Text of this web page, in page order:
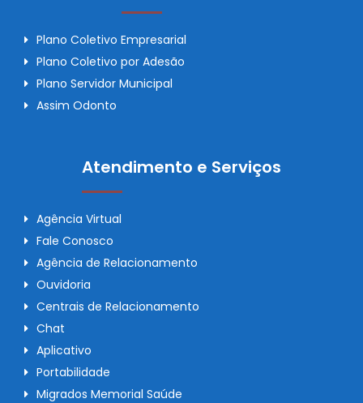
Plano Coletivo Empresarial
Plano Coletivo por Adesão
Plano Servidor Municipal
Assim Odonto
Atendimento e Serviços
Agência Virtual
Fale Conosco
Agência de Relacionamento
Ouvidoria
Centrais de Relacionamento
Chat
Aplicativo
Portabilidade
Migrados Memorial Saúde